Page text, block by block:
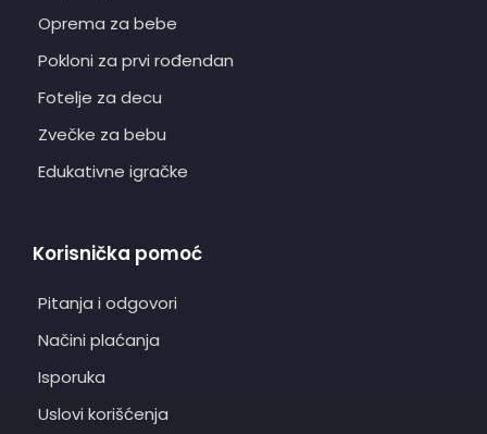
Oprema za bebe
Pokloni za prvi rođendan
Fotelje za decu
Zvečke za bebu
Edukativne igračke
Korisnička pomoć
Pitanja i odgovori
Načini plaćanja
Isporuka
Uslovi korišćenja